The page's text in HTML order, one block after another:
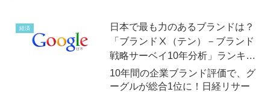
経済
日本で最も力のあるブランドは？
「ブランドⅩ（テン）－ブランド
戦略サーベイ10年分析」ランキン
グ
10年間の企業ブランド評価で、グ
ーグルが総合1位に！日経リサー